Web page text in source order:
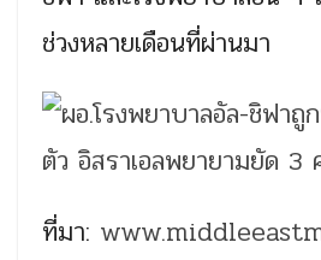
ช่วงหลายเดือนที่ผ่านมา
ที่มา: